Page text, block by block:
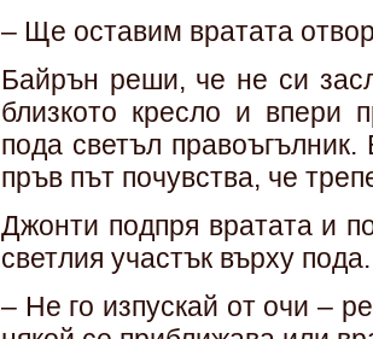
– Ще оставим вратата
Байрън реши, че не си
близкото кресло и впери
пода светъл
пръв път почувства, че
Джонти подпря вратата и
светлия участък върху пода.
– Не го изпускай от очи –